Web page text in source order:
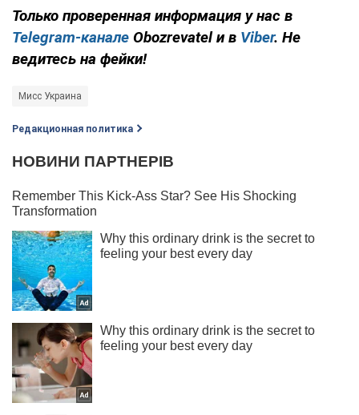
Только проверенная информация у нас в
Telegram-канале Obozrevatel и в Viber. Не
ведитесь на фейки!
Мисс Украина
Редакционная политика